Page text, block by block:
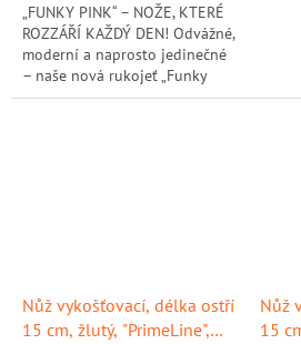
„FUNKY PINK“ – NOŽE, KTERÉ
ROZZÁŘÍ KAŽDÝ DEN! Odvážné,
moderní a naprosto jedinečné
– naše nová rukojeť „Funky
Pink“ dodá vaší práci šmrnc! Ať
Nůž vykošťovací, délka ostří
15 cm, žlutý, "PrimeLine",
Nůž
15